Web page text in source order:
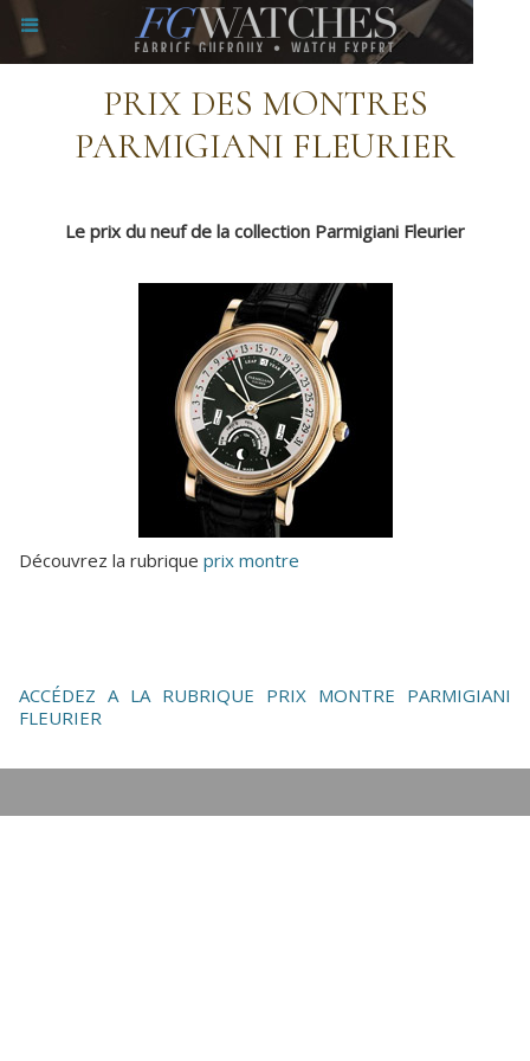
PRIX DES MONTRES
PARMIGIANI FLEURIER
Le prix du neuf de la collection Parmigiani Fleurier
Découvrez la rubrique prix montre
ACCÉDEZ A LA RUBRIQUE PRIX MONTRE PARMIGIANI
FLEURIER